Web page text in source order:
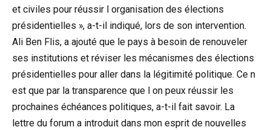
et civiles pour réussir l organisation des élections
présidentielles », a-t-il indiqué, lors de son intervention.
Ali Ben Flis, a ajouté que le pays à besoin de renouveler
ses institutions et réviser les mécanismes des élections
présidentielles pour aller dans la légitimité politique. Ce n
est que par la transparence que l on peux réussir les
prochaines échéances politiques, a-t-il fait savoir. La
lettre du forum a introduit dans mon esprit de nouvelles